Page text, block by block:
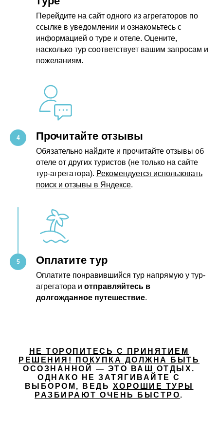
Перейдите на сайт одного из агрегаторов по
ссылке в уведомлении и ознакомьтесь с
информацией о туре и отеле. Оцените,
насколько тур соответствует вашим запросам и
пожеланиям.
Прочитайте отзывы
Обязательно найдите и прочитайте отзывы об
отеле от других туристов (не только на сайте
тур-агрегатора). Рекомендуется использовать
поиск и отзывы в Яндексе.
Оплатите тур
Оплатите понравившийся тур напрямую у тур-
агрегатора и отправляйтесь в
долгожданное путешествие.
НЕ ТОРОПИТЕСЬ С ПРИНЯТИЕМ
РЕШЕНИЯ! ПОКУПКА ДОЛЖНА БЫТЬ
ОСОЗНАННОЙ — ЭТО ВАШ ОТДЫХ .
ОДНАКО НЕ ЗАТЯГИВАЙТЕ С
ВЫБОРОМ, ВЕДЬ ХОРОШИЕ ТУРЫ
РАЗБИРАЮТ ОЧЕНЬ БЫСТРО.